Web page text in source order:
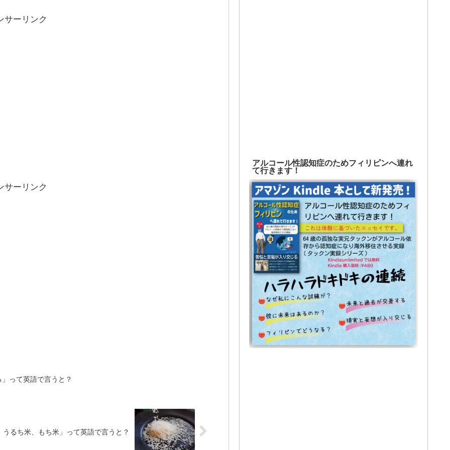
サーリンク
サーリンク
って英語で言うと？
うるち米、もち米」って英語で言うと？
アルコール性認知症のためフィリピンへ連れ
て行きます！